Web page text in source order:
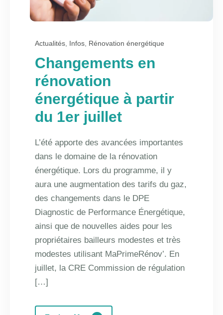
Actualités Infos Rénovation énergétique
Changements en
rénovation
énergétique à partir
du 1er juillet
L’été apporte des avancées importantes
dans le domaine de la rénovation
énergétique. Lors du programme, il y
aura une augmentation des tarifs du gaz,
des changements dans le DPE
Diagnostic de Performance Énergétique,
ainsi que de nouvelles aides pour les
propriétaires bailleurs modestes et très
modestes utilisant MaPrimeRénov’. En
juillet, la CRE Commission de régulation
[…]